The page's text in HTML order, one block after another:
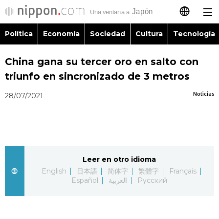
日本語
English
العربية
Русский
Política
Sociedad
Cultura
Política Economía Sociedad Cultura Tecnología
China gana su tercer oro en salto con
triunfo en sincronizado de 3 metros
Noticias
28/07/2021
Leer en otro idioma
English
日本語 简体字 繁體字
Français
Español
العربية Русский